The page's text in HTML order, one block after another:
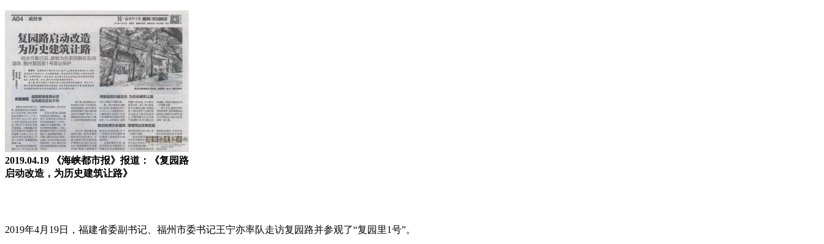
2019.04.19 《海峡都市报》报道：《复园路
启动改造，为历史建筑让路》
2019年4月19日，福建省委副书记、福州市委书记王宁亦率队走访复园路并参观了“复园里1号”。